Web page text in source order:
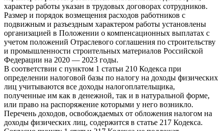
характер работы указан в трудовых договорах сотрудников.
Размер и порядок возмещения расходов работников с
подвижным и разъездным характером работы установлены
организацией в Положении о компенсационных выплатах с
учетом положений Отраслевого соглашения по строительству
и промышленности строительных материалов Российской
Федерации на 2020 — 2023 годы.
В соответствии с пунктом 1 статьи 210 Кодекса при
определении налоговой базы по налогу на доходы физических
лиц учитываются все доходы налогоплательщика,
полученные им как в денежной, так и в натуральной форме,
или право на распоряжение которыми у него возникло.
Перечень доходов, освобождаемых от обложения налогом на
доходы физических лиц, содержится в статье 217 Кодекса.